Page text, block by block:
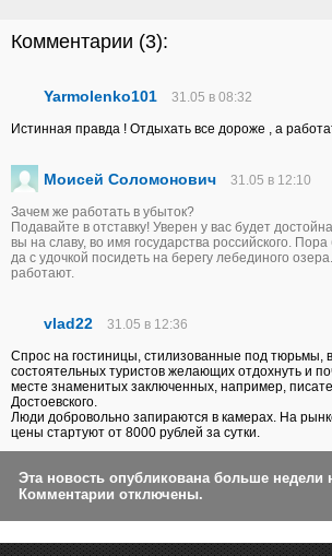
Комментарии (3):
Yarmolenko101 31.05 в 08:32
Истинная правда ! Отдыхать все дороже , а
Моисей Соломонович 31.05 в 12:10
Зачем же работать в убыток?
Подавайте в отставку! Уверен у вас будет
вы на славу, во имя государства российского.
да с удочкой посидеть на берегу лебединого
работают.
vlad22 31.05 в 12:36
Спрос на гостиницы, стилизованные под тюрьмы,
состоятельных туристов желающих отдохнуть и
месте знаменитых заключенных, например,
Достоевского.
Люди добровольно запираются в камерах. На
цены стартуют от 8000 рублей за сутки.
Эта новость опубликована больше недели
Комментарии отключены.